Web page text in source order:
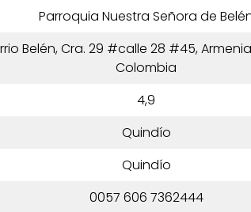
Parroquia Nuestra Señora de
Belén, Cra. 29 #calle 28 #45,
Colombia
4,9
Quindío
Quindío
0057 606 7362444